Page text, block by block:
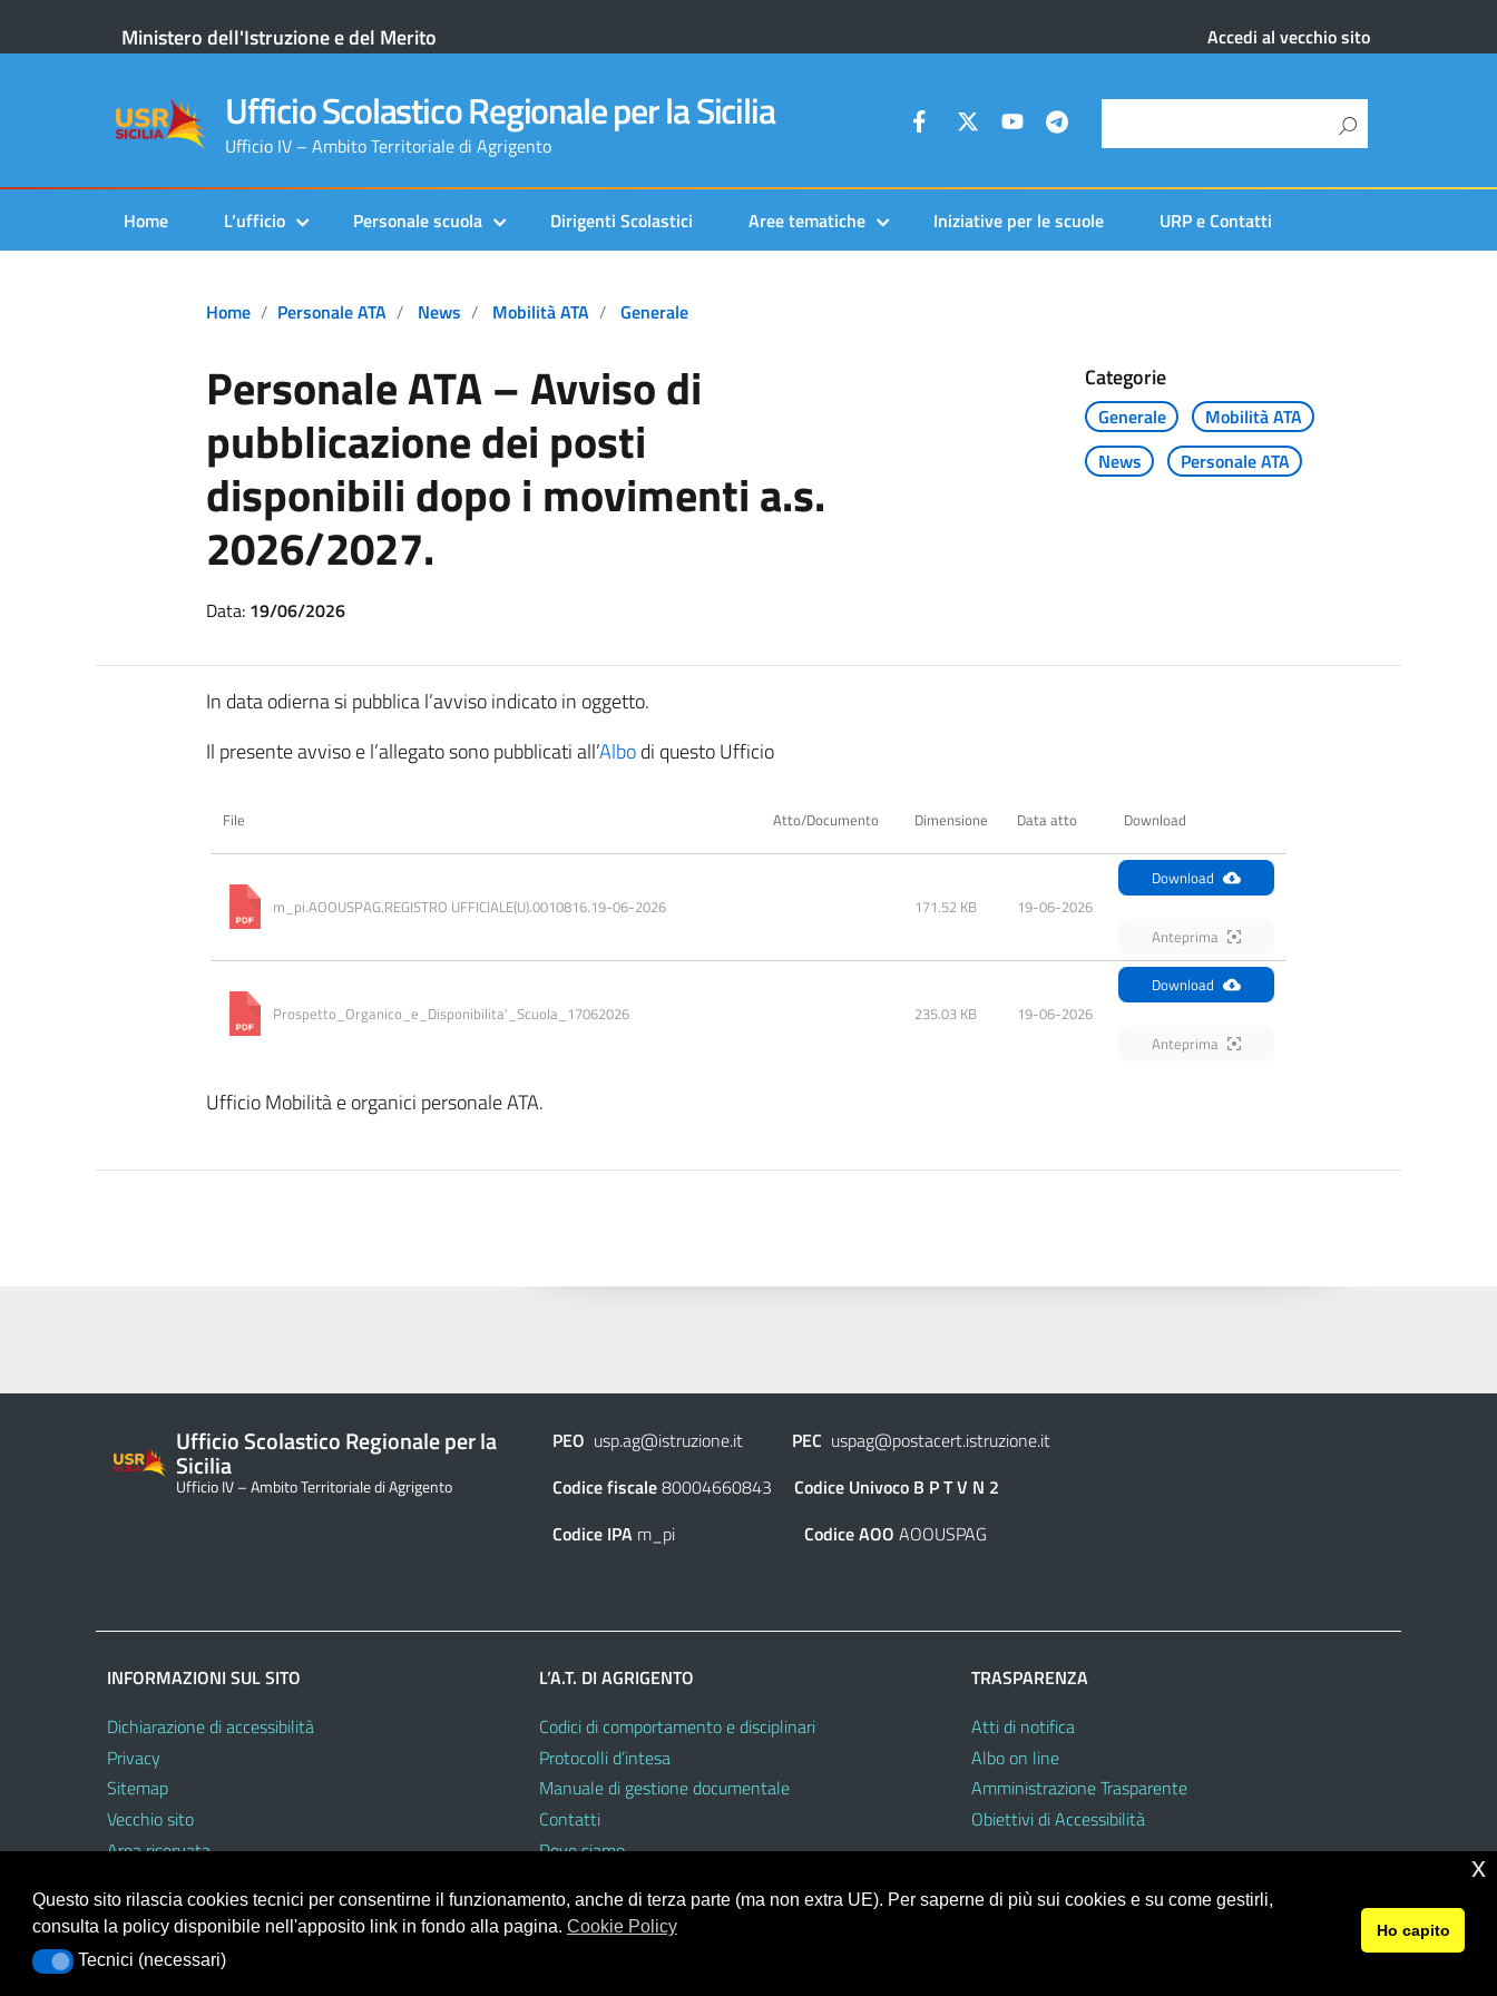
Ministero dell'Istruzione e del Merito Accedi al vecchio sito
Ufficio Scolastico Regionale per la Sicilia
Ufficio IV – Ambito Territoriale di Agrigento
Home L’ufficio Personale scuola Dirigenti Scolastici Aree tematiche Iniziative per le scuole URP e Contatti
Home Personale ATA News Mobilità ATA Generale
Personale ATA – Avviso di
pubblicazione dei posti
disponibili dopo i movimenti a.s.
2026/2027.
Categorie
Generale
Mobilità ATA
News
Personale ATA
Data: 19/06/2026
In data odierna si pubblica l’avviso indicato in oggetto.
Il presente avviso e l’allegato sono pubblicati all’Albodi questo Ufficio
File Atto/Documento Dimensione Data atto Download
m_pi.AOOUSPAG.REGISTRO UFFICIALE(U).0010816.19-06-2026 171.52 KB 19-06-2026
Download
Anteprima
Prospetto_Organico_e_Disponibilita'_Scuola_17062026 235.03 KB 19-06-2026
Download
Anteprima
Ufficio Mobilità e organici personale ATA.
Ufficio Scolastico Regionale per la
Sicilia
Ufficio IV – Ambito Territoriale di Agrigento
PEO usp.ag@istruzione.it PEC uspag@postacert.istruzione.it
Codice fiscale80004660843 Codice Univoco B P T V N 2
Codice IPAm_pi Codice AOO AOOUSPAG
INFORMAZIONI SUL SITO
Dichiarazione di accessibilità
Privacy
Sitemap
Vecchio sito
Area riservata
L’A.T. DI AGRIGENTO
Codici di comportamento e disciplinari
Protocolli d’intesa
Manuale di gestione documentale
Contatti
Dove siamo
TRASPARENZA
Atti di notifica
Albo on line
Amministrazione Trasparente
Obiettivi di Accessibilità
Portale realizzato con la piattaforma
Template Italia configurato sul tema accessibile
© 2026 Ufficio Scolastico Regionale per la Sicilia
Questo sito rilascia cookies tecnici per consentirne il funzionamento, anche di terza parte (ma non extra UE). Per saperne di più sui cookies e su come gestirli,
consulta la policy disponibile nell'apposito link in fondo alla pagina. Cookie Policy
Tecnici (necessari)
Tecnici (necessari)
Ho capito
x